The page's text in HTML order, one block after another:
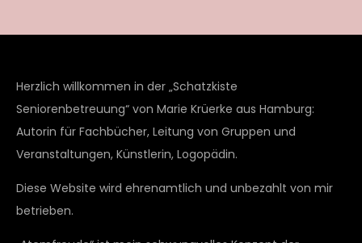
Herzlich willkommen in der „Schatzkiste
Seniorenbetreuung“ von Marie Krüerke aus Hamburg:
Autorin für Fachbücher, Leitung von Gruppen und
Veranstaltungen, Künstlerin, Logopädin.
Diese Website wird ehrenamtlich und unbezahlt von mir
betrieben.